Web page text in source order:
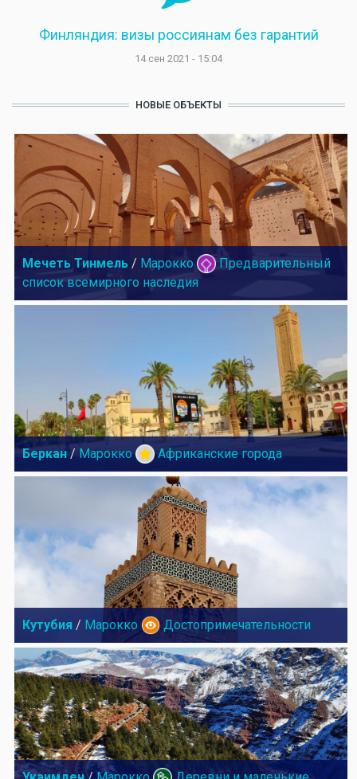
Финляндия: визы россиянам без гарантий
14 сен 2021 - 15:04
НОВЫЕ ОБЪЕКТЫ
Мечеть Тинмель / Марокко
Предварительный
список всемирного наследия
Беркан / Марокко Африканские города
Кутубия / Марокко Достопримечательности